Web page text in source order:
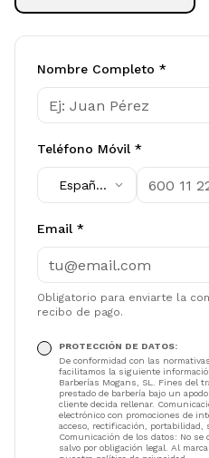
Nombre Completo *
Teléfono Móvil *
España
(+34)
Email *
Obligatorio para enviarte la
recibo de pago.
PROTECCIÓN DE DATOS:
De conformidad con las
facilitamos la siguiente
Barberías Mogans, SL
. Fines del
prestado de barbería bajo un
cliente decida rellenar.
electrónico con promociones de
acceso, rectificación, portabilidad,
Comunicación de los datos: No
salvo por obligación legal. Al